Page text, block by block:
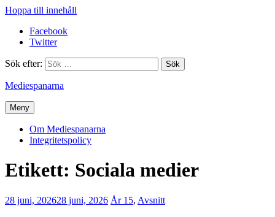
Hoppa till innehåll
Facebook
Twitter
Sök efter:
Mediespanarna
Meny
Om Mediespanarna
Integritetspolicy
Etikett: Sociala medier
28 juni, 202628 juni, 2026 Jesper
År 15, Avsnitt